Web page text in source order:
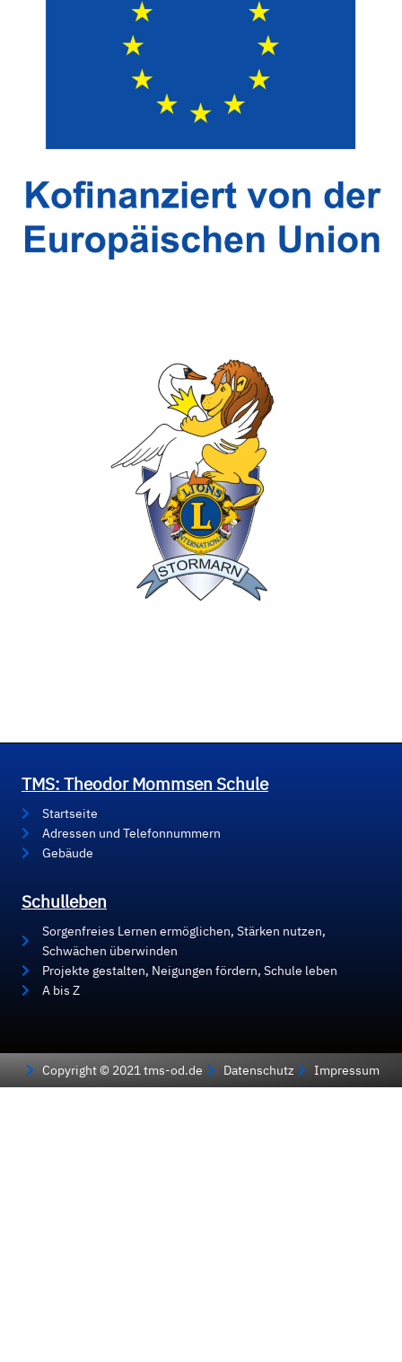
TMS: Theodor Mommsen Schule
Startseite
Adressen und Telefonnummern
Gebäude
Schulleben
Sorgenfreies Lernen ermöglichen, Stärken nutzen,
Schwächen überwinden
Projekte gestalten, Neigungen fördern, Schule leben
A bis Z
Copyright © 2021 tms-od.de Datenschutz Impressum